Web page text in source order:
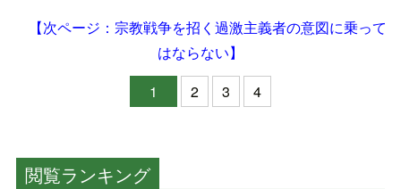
【次ページ：宗教戦争を招く過激主義者の意図に乗って
はならない】
1
2 3 4
閲覧ランキング